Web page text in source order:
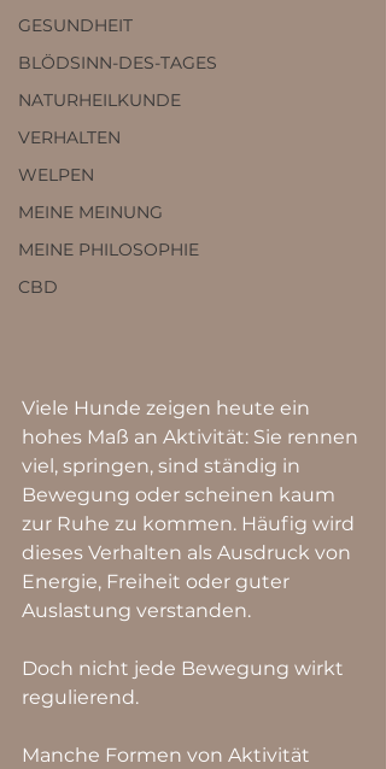
GESUNDHEIT
BLÖDSINN-DES-TAGES
NATURHEILKUNDE
VERHALTEN
WELPEN
MEINE MEINUNG
MEINE PHILOSOPHIE
CBD
Viele Hunde zeigen heute ein
hohes Maß an Aktivität: Sie rennen
viel, springen, sind ständig in
Bewegung oder scheinen kaum
zur Ruhe zu kommen. Häufig wird
dieses Verhalten als Ausdruck von
Energie, Freiheit oder guter
Auslastung verstanden.
Doch nicht jede Bewegung wirkt
regulierend.
Manche Formen von Aktivität